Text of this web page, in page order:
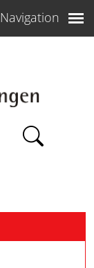
Navigation